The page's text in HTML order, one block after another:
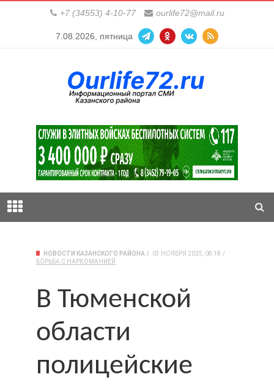
+7 (34553) 4-10-77 ourlife72@mail.ru
7.08.2026, пятница
НОВОСТИ КАЗАНСКОГО РАЙОНА
03 НОЯБРЯ 2025, 08:18
БОРЬБА С НАРКОМАНИЕЙ
В Тюменской
области
полицейские